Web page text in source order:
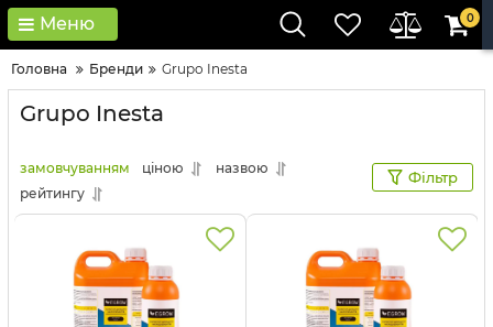
Меню 0
Головна Бренди Grupo Inesta
Grupo Inesta
замовчуванням ціною
назвою
рейтингу
Фільтр